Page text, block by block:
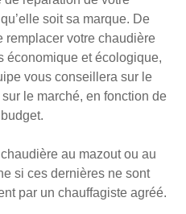
soit sa marque. De
remplacer votre chaudière
économique et écologique,
vous conseillera sur le
le marché, en fonction de
au mazout ou au
si ces dernières ne sont
par un chauffagiste agréé.